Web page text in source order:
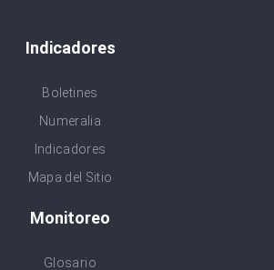
Indicadores
Boletines
Numeralia
Indicadores
Mapa del Sitio
Monitoreo
Glosario